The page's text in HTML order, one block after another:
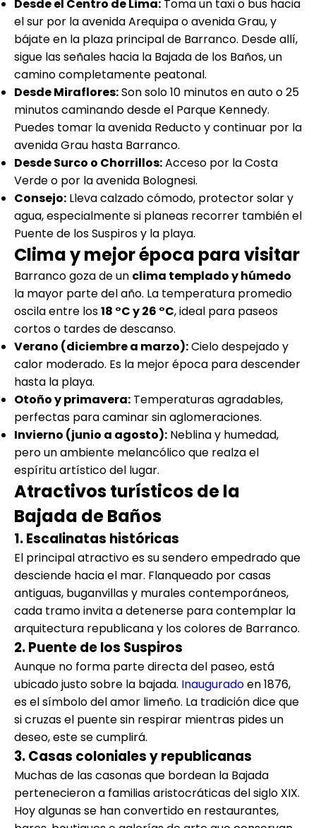
Desde el Centro de Lima: Toma un taxi o bus hacia
el sur por la avenida Arequipa o avenida Grau, y
bájate en la plaza principal de Barranco. Desde allí,
sigue las señales hacia la Bajada de los Baños, un
camino completamente peatonal.
Desde Miraflores:Son solo 10 minutos en auto o 25
minutos caminando desde el Parque Kennedy.
Puedes tomar la avenida Reducto y continuar por la
avenida Grau hasta Barranco.
Desde Surco o Chorrillos:Acceso por la Costa
Verde o por la avenida Bolognesi.
Consejo: Lleva calzado cómodo, protector solar y
agua, especialmente si planeas recorrer también el
Puente de los Suspiros y la playa.
Clima y mejor época para visitar
Barranco goza de un clima templado y húmedo
la mayor parte del año. La temperatura promedio
oscila entre los18 °C y 26 °C, ideal para paseos
cortos o tardes de descanso.
Verano (diciembre a marzo):Cielo despejado y
calor moderado. Es la mejor época para descender
hasta la playa.
Otoño y primavera: Temperaturas agradables,
perfectas para caminar sin aglomeraciones.
Invierno (junio a agosto): Neblina y humedad,
pero un ambiente melancólico que realza el
espíritu artístico del lugar.
Atractivos turísticos de la
Bajada de Baños
1. Escalinatas históricas
El principal atractivo es su sendero empedrado que
desciende hacia el mar. Flanqueado por casas
antiguas, buganvillas y murales contemporáneos,
cada tramo invita a detenerse para contemplar la
arquitectura republicana y los colores de Barranco.
2. Puente de los Suspiros
Aunque no forma parte directa del paseo, está
ubicado justo sobre la bajada. Inauguradoen 1876,
es el símbolo del amor limeño. La tradición dice que
si cruzas el puente sin respirar mientras pides un
deseo, este se cumplirá.
3. Casas coloniales y republicanas
Muchas de las casonas que bordean la Bajada
pertenecieron a familias aristocráticas del siglo XIX.
Hoy algunas se han convertido en restaurantes,